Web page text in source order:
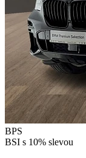
BPS
BSI s 10% slevou